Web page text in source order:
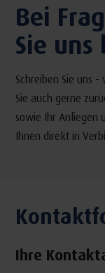
Bei
Sie
Schreiben Sie uns
Sie auch gerne
sowie Ihr Anliegen
Ihnen direkt in
Ihre